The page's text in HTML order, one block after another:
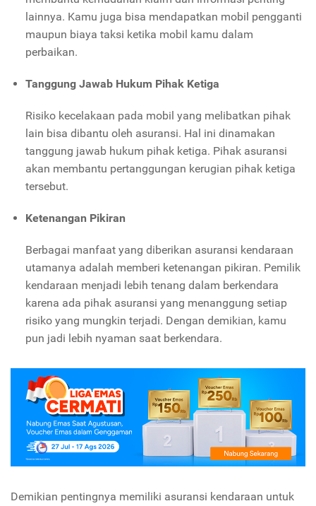
lainnya. Kamu juga bisa mendapatkan mobil pengganti
maupun biaya taksi ketika mobil kamu dalam
perbaikan.
Tanggung Jawab Hukum Pihak Ketiga
Risiko kecelakaan pada mobil yang melibatkan pihak
lain bisa dibantu oleh asuransi. Hal ini dinamakan
tanggung jawab hukum pihak ketiga. Pihak asuransi
akan membantu pertanggungan kerugian pihak ketiga
tersebut.
Ketenangan Pikiran
Berbagai manfaat yang diberikan asuransi kendaraan
utamanya adalah memberi ketenangan pikiran. Pemilik
kendaraan menjadi lebih tenang dalam berkendara
karena ada pihak asuransi yang menanggung setiap
risiko yang mungkin terjadi. Dengan demikian, kamu
pun jadi lebih nyaman saat berkendara.
Demikian pentingnya memiliki asuransi kendaraan untuk